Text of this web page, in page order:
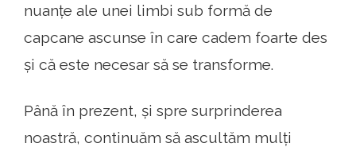
nuanțe ale unei limbi sub formă de
capcane ascunse în care cadem foarte des
și că este necesar să se transforme.
Până în prezent, și spre surprinderea
noastră, continuăm să ascultăm mulți